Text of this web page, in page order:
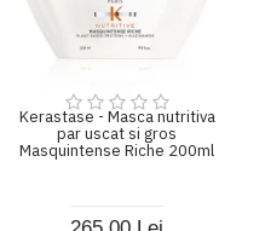
Kerastase - Masca nutritiva
par uscat si gros
Masquintense Riche 200ml